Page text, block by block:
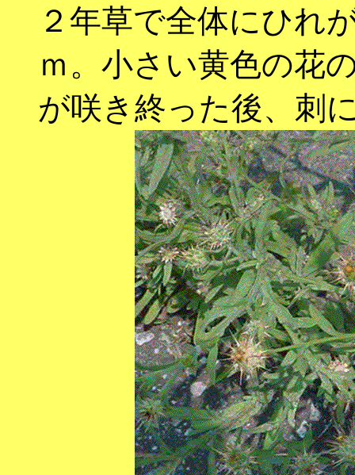
２年草で全体にひれ
ｍ。小さい黄色の花
が咲き終った後、刺